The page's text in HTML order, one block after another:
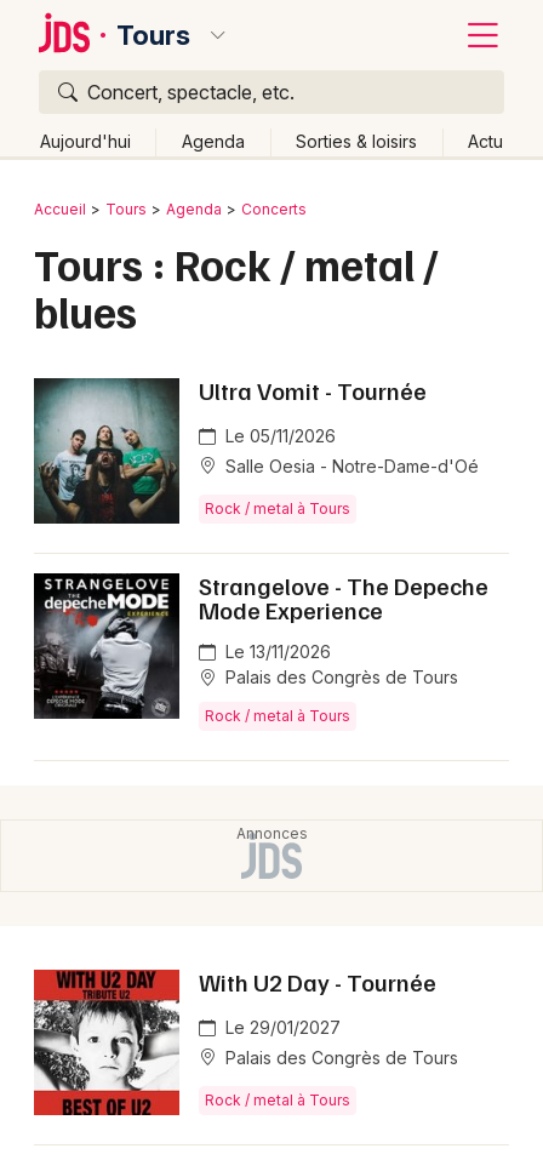
Tours
Concert, spectacle, etc.
Aujourd'hui Agenda Sorties & loisirs Actu
Publier un événement
Activité & Expérience
Manifestations
Spectacles
Concerts
Sports
Soirées
Rock / metal en Indre-et-Loire
Rock / metal dans le Centre
Rock / metal dans le Centre-Val de Loire
Bordeaux
Colmar
Lyon
Marseille
Mulhouse
Montpellier
Nantes
Nice
Paris
Retour
Accueil Tours Agenda Concerts
Tours : Rock / metal /
blues
Ultra Vomit - Tournée
Le 05/11/2026
Salle Oesia - Notre-Dame-d'Oé
Rock / metal à Tours
Strangelove - The Depeche
Mode Experience
Le 13/11/2026
Palais des Congrès de Tours
Rock / metal à Tours
With U2 Day - Tournée
Le 29/01/2027
Palais des Congrès de Tours
Rock / metal à Tours
Quoi ?
Où ?
Partout
Près de moi Changer de lieu
Quand ?